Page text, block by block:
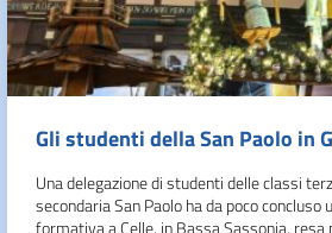
Gli studenti della San Paolo in
Una delegazione di studenti delle classi
secondaria San Paolo ha da poco concluso
formativa a Celle, in Bassa Sassonia, resa